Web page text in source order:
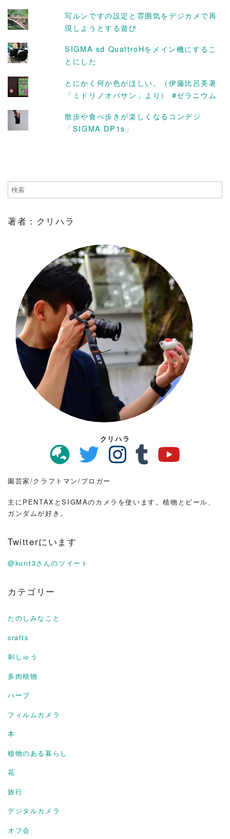
写ルンですの設定と雰囲気をデジカメで再
現しようとする遊び
SIGMA sd QuattroHをメイン機にするこ
とにした
とにかく何か色がほしい。（伊藤比呂美著
「ミドリノオバサン」より） #ゼラニウム
散歩や食べ歩きが楽しくなるコンデジ
「SIGMA DP1s」
著者：クリハラ
クリハラ
園芸家/クラフトマン/ブロガー
主にPENTAXとSIGMAのカメラを使います。植物とビール、
ガンダムが好き。
Twitterにいます
@kurit3さんのツイート
カテゴリー
たのしみなこと
crafts
刺しゅう
多肉植物
ハーブ
フィルムカメラ
本
植物のある暮らし
花
旅行
デジタルカメラ
オフ会